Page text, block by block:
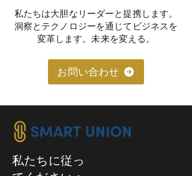
私たちは大胆なリーダーと提携します。
洞察とテクノロジーを通じてビジネスを
変革します。未来を変える。
お問い合わせ
私たちに従っ